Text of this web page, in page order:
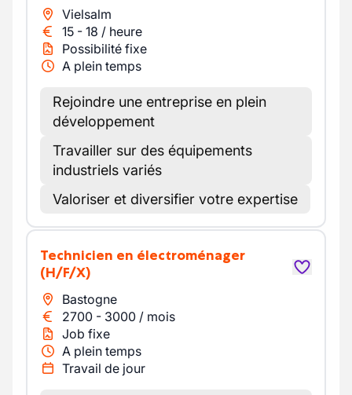
Vielsalm
15 - 18 / heure
Possibilité fixe
A plein temps
Rejoindre une entreprise en plein
développement
Travailler sur des équipements
industriels variés
Valoriser et diversifier votre expertise
Technicien en électroménager
(H/F/X)
Bastogne
2700 - 3000 / mois
Job fixe
A plein temps
Travail de jour